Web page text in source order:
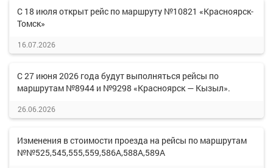
С 18 июля открыт рейс по маршруту №10821 «Красноярск-
Томск»
16.07.2026
С 27 июня 2026 года будут выполняться рейсы по
маршрутам №8944 и №9298 «Красноярск — Кызыл».
26.06.2026
Изменения в стоимости проезда на рейсы по маршрутам
№№525,545,555,559,586А,588А,589А